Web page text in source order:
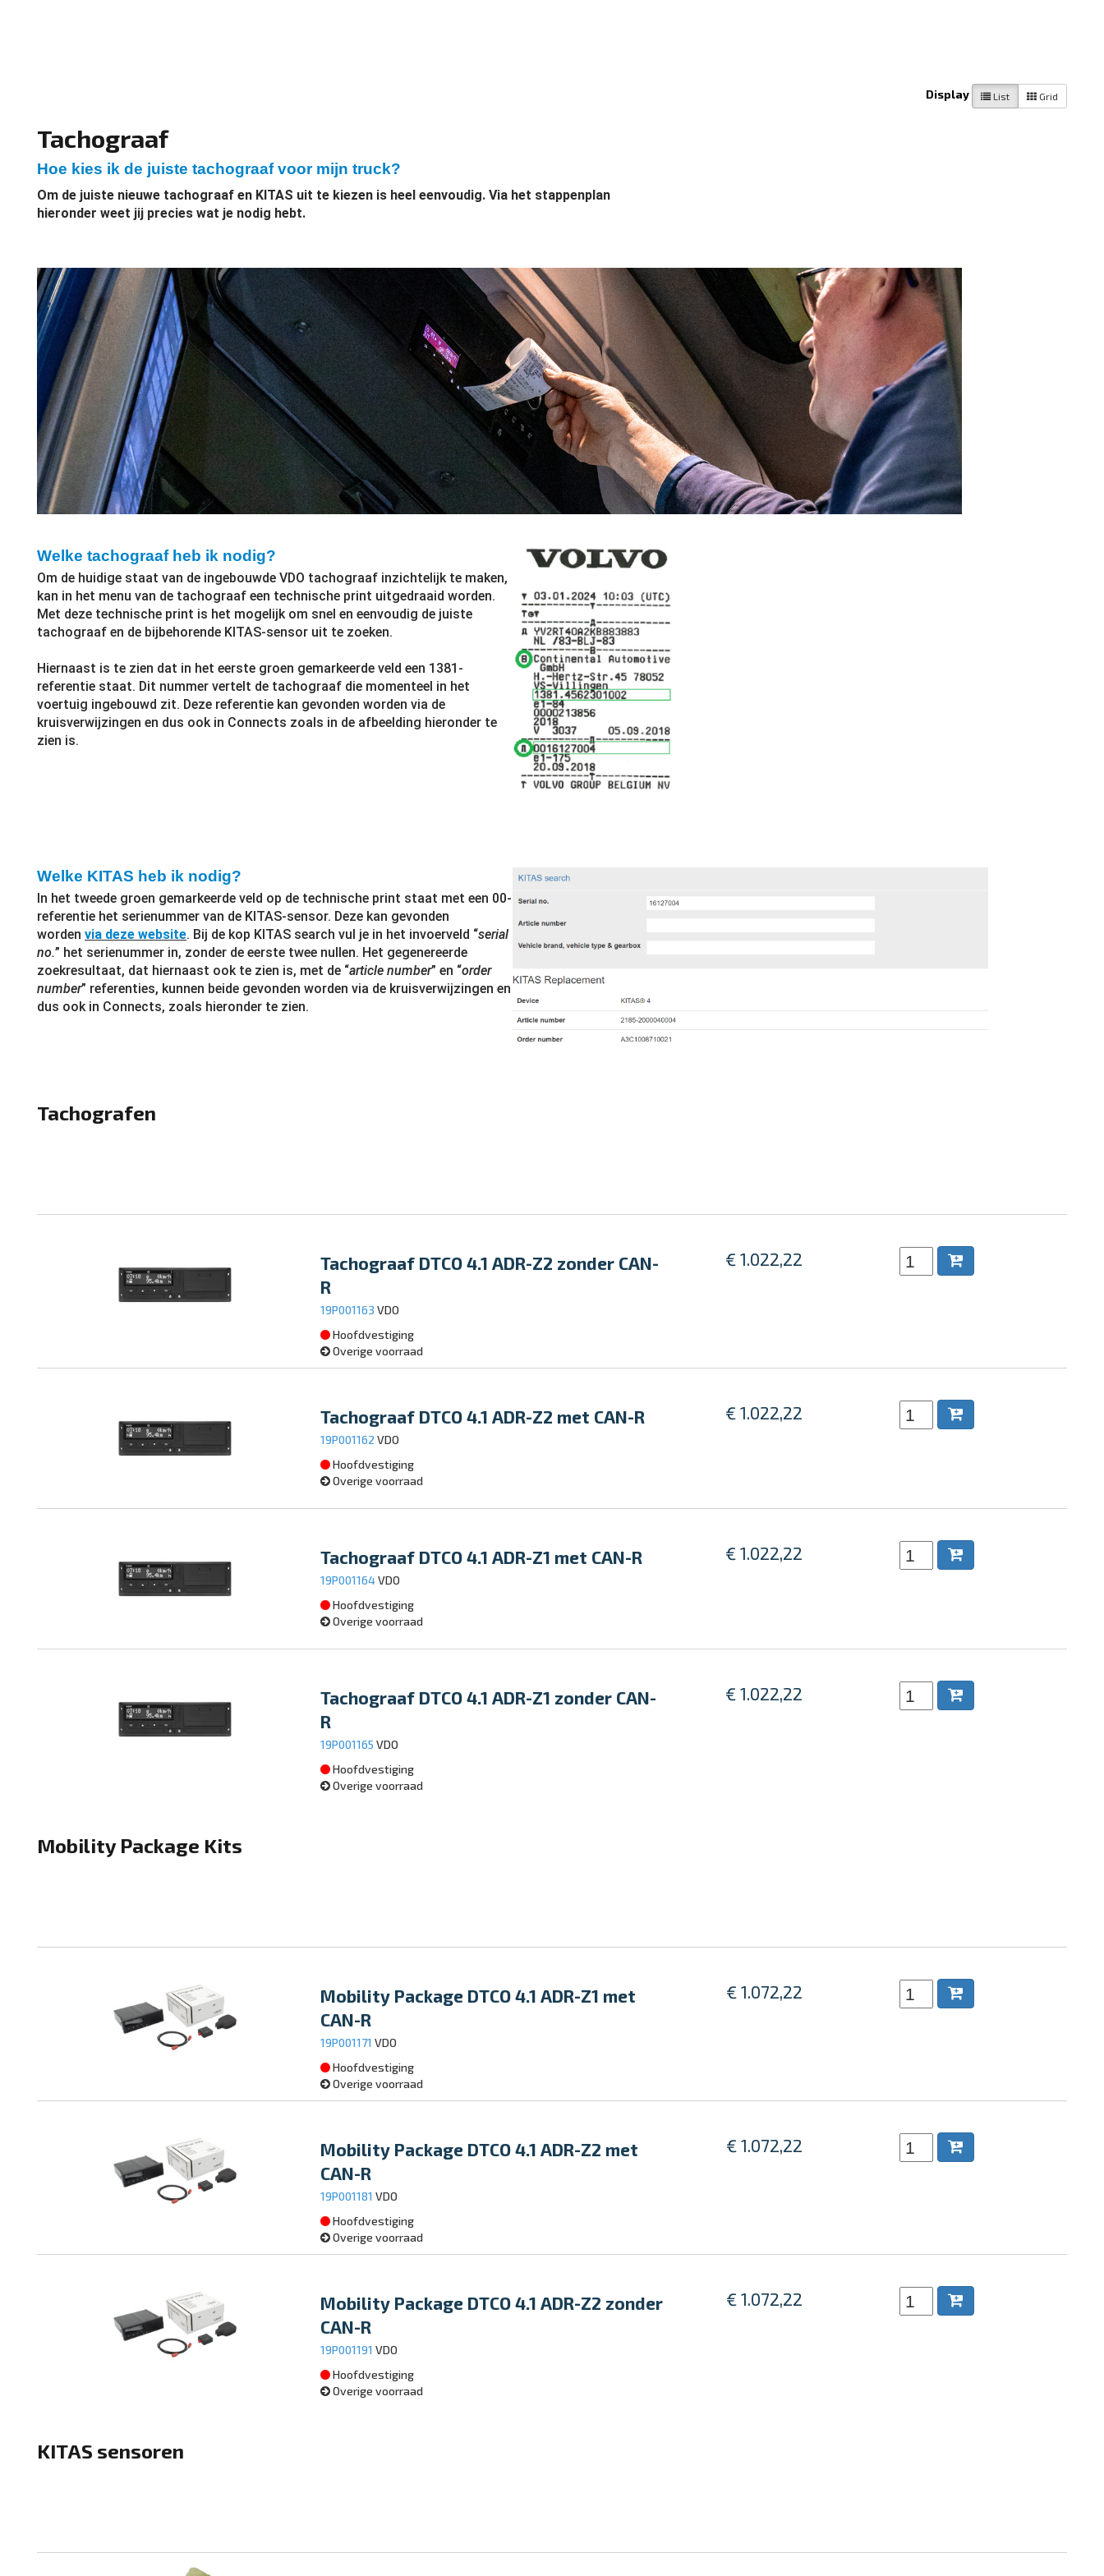
Display List Grid
Tachograaf
Hoe kies ik de juiste tachograaf voor mijn truck?
Om de juiste nieuwe tachograaf en KITAS uit te kiezen is heel eenvoudig. Via het stappenplan
hieronder weet jij precies wat je nodig hebt.
Welke tachograaf heb ik nodig?
Om de huidige staat van de ingebouwde VDO tachograaf inzichtelijk te maken,
kan in het menu van de tachograaf een technische print uitgedraaid worden.
Met deze technische print is het mogelijk om snel en eenvoudig de juiste
tachograaf en de bijbehorende KITAS-sensor uit te zoeken.
Hiernaast is te zien dat in het eerste groen gemarkeerde veld een 1381-
referentie staat. Dit nummer vertelt de tachograaf die momenteel in het
voertuig ingebouwd zit. Deze referentie kan gevonden worden via de
kruisverwijzingen en dus ook in Connects zoals in de afbeelding hieronder te
zien is.
Welke KITAS heb ik nodig?
In het tweede groen gemarkeerde veld op de technische print staat met een 00-
referentie het serienummer van de KITAS-sensor. Deze kan gevonden
worden via deze website. Bij de kop KITAS search vul je in het invoerveld “serial
no.” het serienummer in, zonder de eerste twee nullen. Het gegenereerde
zoekresultaat, dat hiernaast ook te zien is, met de “article number” en “order
number” referenties, kunnen beide gevonden worden via de kruisverwijzingen en
dus ook in Connects, zoals hieronder te zien.
Tachografen
Tachograaf DTCO 4.1 ADR-Z2 zonder CAN-
R
19P001163 VDO
Hoofdvestiging
Overige voorraad
€ 1.022,22
Tachograaf DTCO 4.1 ADR-Z2 met CAN-R
19P001162 VDO
Hoofdvestiging
Overige voorraad
€ 1.022,22
Tachograaf DTCO 4.1 ADR-Z1 met CAN-R
19P001164VDO
Hoofdvestiging
Overige voorraad
€ 1.022,22
Tachograaf DTCO 4.1 ADR-Z1 zonder CAN-
R
19P001165 VDO
Hoofdvestiging
Overige voorraad
€ 1.022,22
Mobility Package Kits
Mobility Package DTCO 4.1 ADR-Z1 met
CAN-R
19P001171 VDO
Hoofdvestiging
Overige voorraad
€ 1.072,22
Mobility Package DTCO 4.1 ADR-Z2 met
CAN-R
19P001181 VDO
Hoofdvestiging
Overige voorraad
€ 1.072,22
Mobility Package DTCO 4.1 ADR-Z2 zonder
CAN-R
19P001191 VDO
Hoofdvestiging
Overige voorraad
€ 1.072,22
KITAS sensoren